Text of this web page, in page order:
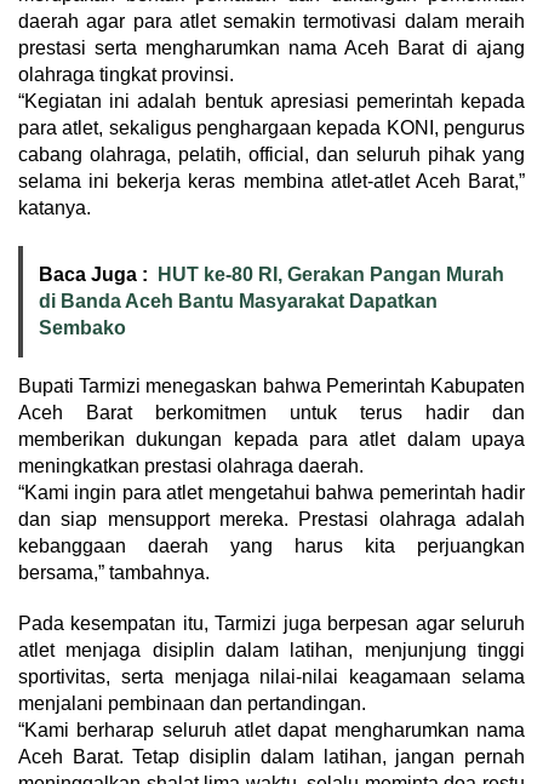
daerah agar para atlet semakin termotivasi dalam meraih
prestasi serta mengharumkan nama Aceh Barat di ajang
olahraga tingkat provinsi.
“Kegiatan ini adalah bentuk apresiasi pemerintah kepada
para atlet, sekaligus penghargaan kepada KONI, pengurus
cabang olahraga, pelatih, official, dan seluruh pihak yang
selama ini bekerja keras membina atlet-atlet Aceh Barat,”
katanya.
Baca Juga :
HUT ke-80 RI, Gerakan Pangan Murah
di Banda Aceh Bantu Masyarakat Dapatkan
Sembako
Bupati Tarmizi menegaskan bahwa Pemerintah Kabupaten
Aceh Barat berkomitmen untuk terus hadir dan
memberikan dukungan kepada para atlet dalam upaya
meningkatkan prestasi olahraga daerah.
“Kami ingin para atlet mengetahui bahwa pemerintah hadir
dan siap mensupport mereka. Prestasi olahraga adalah
kebanggaan daerah yang harus kita perjuangkan
bersama,” tambahnya.
Pada kesempatan itu, Tarmizi juga berpesan agar seluruh
atlet menjaga disiplin dalam latihan, menjunjung tinggi
sportivitas, serta menjaga nilai-nilai keagamaan selama
menjalani pembinaan dan pertandingan.
“Kami berharap seluruh atlet dapat mengharumkan nama
Aceh Barat. Tetap disiplin dalam latihan, jangan pernah